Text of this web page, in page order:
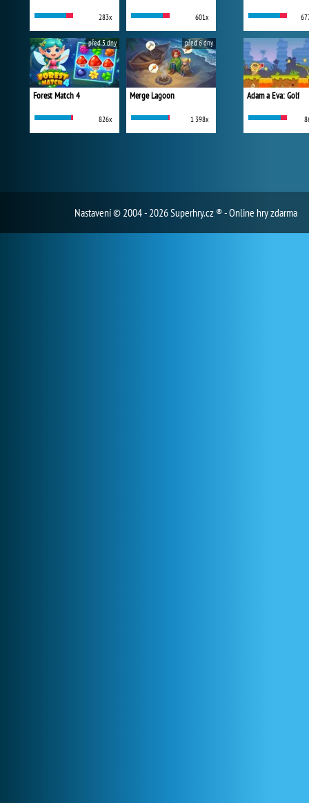
283x 601x
Forest Match 4
826x
před 5 dny
Merge Lagoon
1 398x
před 6 dny
Adam a Eva: Golf
Nastavení© 2004 - 2026 Superhry.cz ® - Online hry zdarma